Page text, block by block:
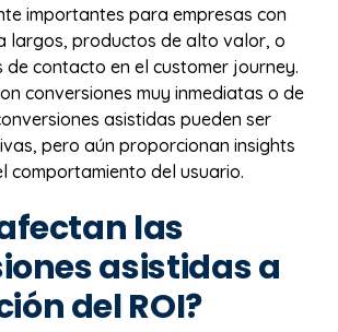
importantes para empresas con
largos, productos de alto valor, o
de contacto en el customer journey.
conversiones muy inmediatas o de
asistidas pueden ser
pero aún proporcionan insights
comportamiento del usuario.
las
asistidas a
del ROI?